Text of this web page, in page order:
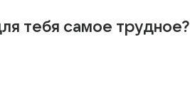
тебя самое трудное?